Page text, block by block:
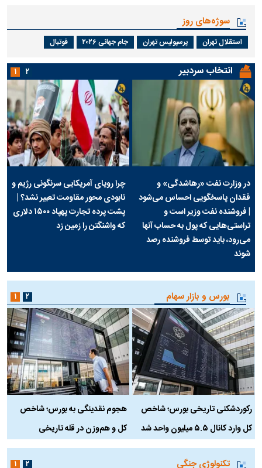
سوژه‌های روز
استقلال تهران پرسپولیس تهران جام جهانی ۲۰۲۶ فوتبال
انتخاب سردبیر
در وزارت نفت «رهاشدگی» و
فقدان پاسخگویی احساس می‌شود
| فروشنده نفت وزیر است و
تراستی‌هایی که پول به حساب آنها
می‌رود، باید توسط فروشنده رصد
شوند
چرا رویای آمریکایی سرنگونی رژیم و
نابودی محور مقاومت تعبیر نشد؟ |
پشت پرده تجارت پهپاد‌ ۱۵۰۰ دلاری
که واشنگتن را زمین زد
۱ ۲
بورس و بازار سهام
رکوردشکنی تاریخی بورس؛ شاخص
کل وارد کانال ۵.۵ میلیون واحد شد
هجوم نقدینگی به بورس؛ شاخص
کل و هم‌وزن در قله تاریخی
۱ ۲
تکنولوژی جنگی ۱ ۲